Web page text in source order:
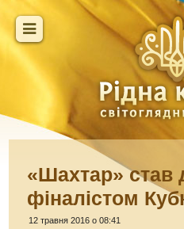
«Шахтар» став
фіналістом
12 травня 2016 о 08:41